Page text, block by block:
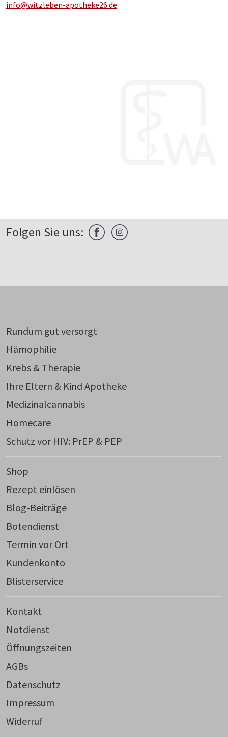
info@witzleben-apotheke26.de
Folgen Sie uns:
Rundum gut versorgt
Hämophilie
Krebs & Therapie
Ihre Eltern & Kind Apotheke
Medizinalcannabis
Homecare
Schutz vor HIV: PrEP & PEP
Shop
Rezept einlösen
Blog-Beiträge
Botendienst
Termin vor Ort
Kundenkonto
Blisterservice
Kontakt
Notdienst
Öffnungszeiten
AGBs
Datenschutz
Impressum
Widerruf